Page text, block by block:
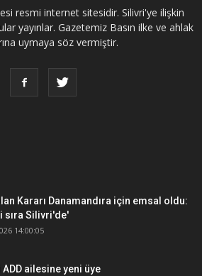
resmi internet sitesidir. Silivri'ye ilişkin
yayınlar. Gazetemiz Basın ilke ve ahlak
uymaya söz vermiştir.
Kararı Danamandıra için emsal oldu:
sıra Silivri'de'
14:00:05
ailesine yeni üye